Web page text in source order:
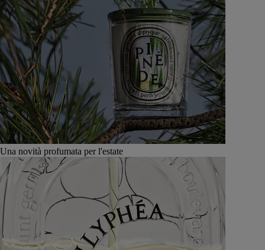
Una novità profumata per l'estate